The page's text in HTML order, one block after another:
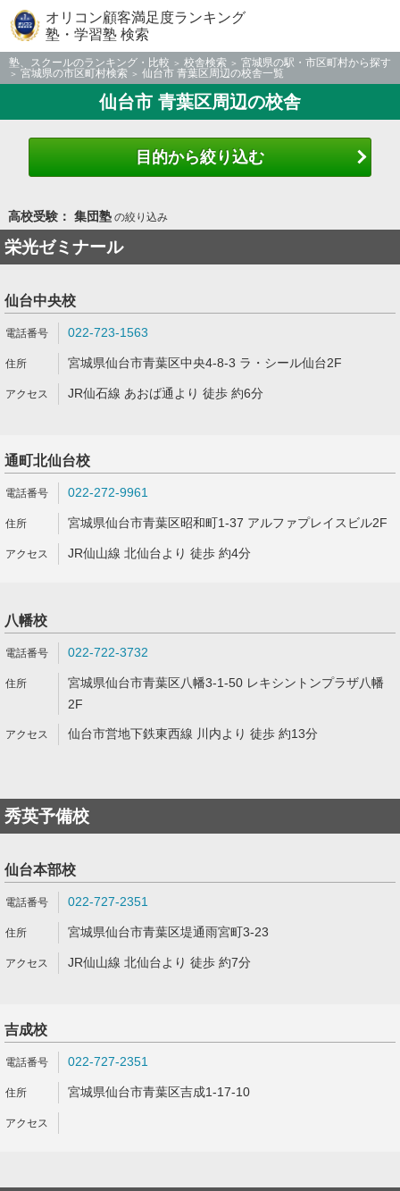
オリコン顧客満足度ランキング
塾・学習塾 検索
塾、スクールのランキング・比較 校舎検索
宮城県の駅・市区町村から探す
宮城県の市区町村検索
仙台市 青葉区周辺の校舎一覧
仙台市 青葉区周辺の校舎
目的から絞り込む
高校受験： 集団塾の絞り込み
栄光ゼミナール
仙台中央校
022-723-1563
宮城県仙台市青葉区中央4-8-3 ラ・シール仙台2F
JR仙石線 あおば通より 徒歩 約6分
通町北仙台校
022-272-9961
宮城県仙台市青葉区昭和町1-37 アルファプレイスビル2F
JR仙山線 北仙台より 徒歩 約4分
八幡校
022-722-3732
宮城県仙台市青葉区八幡3-1-50 レキシントンプラザ八幡
2F
仙台市営地下鉄東西線 川内より 徒歩 約13分
秀英予備校
仙台本部校
022-727-2351
宮城県仙台市青葉区堤通雨宮町3-23
JR仙山線 北仙台より 徒歩 約7分
吉成校
022-727-2351
宮城県仙台市青葉区吉成1-17-10